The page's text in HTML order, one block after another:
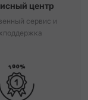
центр
сервис и